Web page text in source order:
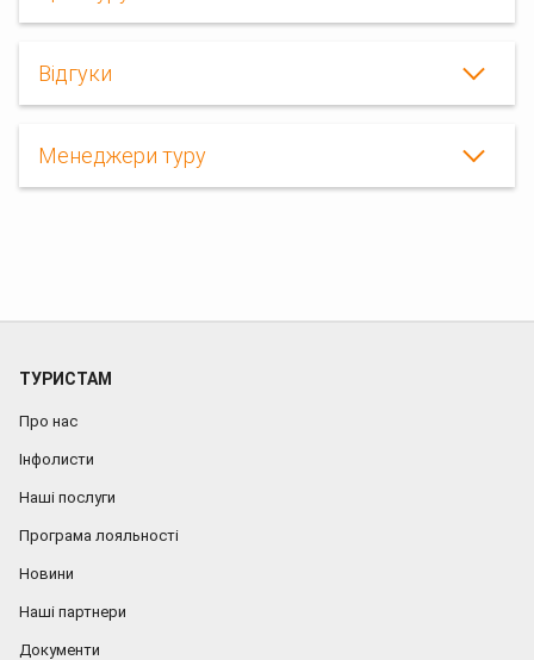
Подільський
печера
День
...
Відгуки
Менеджери туру
ТУРИСТАМ
Про нас
Інфолисти
Наші послуги
Програма лояльності
Новини
Наші партнери
Документи